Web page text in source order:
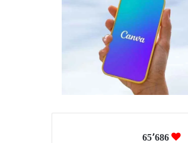
65٬686